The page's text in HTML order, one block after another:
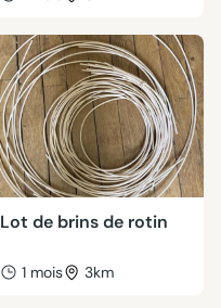
Lot de brins de rotin
1 mois 3km